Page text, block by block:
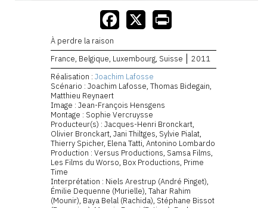
À perdre la raison
France, Belgique, Luxembourg, Suisse
2011
Réalisation : Joachim Lafosse
Scénario : Joachim Lafosse, Thomas Bidegain,
Matthieu Reynaert
Image : Jean-François Hensgens
Montage : Sophie Vercruysse
Producteur(s) : Jacques-Henri Bronckart,
Olivier Bronckart, Jani Thiltges, Sylvie Pialat,
Thierry Spicher, Elena Tatti, Antonino Lombardo
Production : Versus Productions, Samsa Films,
Les Films du Worso, Box Productions, Prime
Time
Interprétation : Niels Arestrup (André Pinget),
Émilie Dequenne (Murielle), Tahar Rahim
(Mounir), Baya Belal (Rachida), Stéphane Bissot